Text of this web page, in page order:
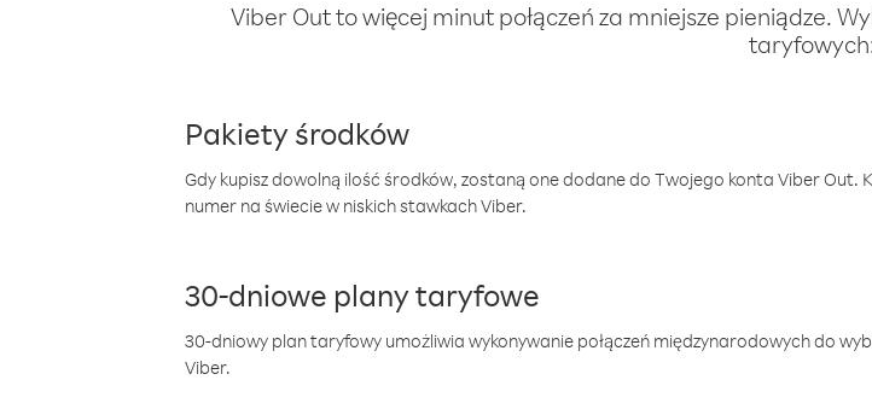
Viber Out to więcej minut połączeń za mniejsze pieniądze.
Pakiety środków
Gdy kupisz dowolną ilość środków, zostaną one dodane do Twojego konta Viber Out.
numer na świecie w niskich stawkach Viber.
30-dniowe plany taryfowe
30-dniowy plan taryfowy umożliwia wykonywanie połączeń międzynarodowych do
Viber.